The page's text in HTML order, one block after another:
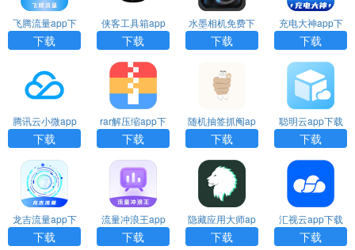
飞腾流量app下
载
下载
侠客工具箱app
下载
下载
水墨相机免费下
载
下载
充电大神app下
载
下载
腾讯云小微app
下载
下载
rar解压缩app下
载安装
下载
随机抽签抓阄ap
p下载安装
下载
聪明云app下载
安装
下载
龙吉流量app下
载
下载
流量冲浪王app
下载
下载
隐藏应用大师ap
p下载
下载
汇视云app下载
下载